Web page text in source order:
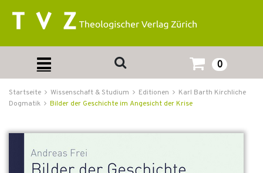
0
Startseite Wissenschaft & Studium Editionen
Karl Barth Kirchliche
Dogmatik
Bilder der Geschichte im Angesicht der Krise